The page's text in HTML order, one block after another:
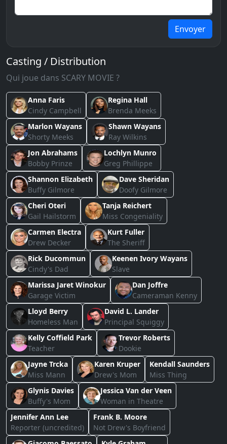
Envoyer
Casting / Distribution
Qui joue dans SCARY MOVIE ?
Anna Faris
Cindy Campbell
Regina Hall
Brenda Meeks
Marlon Wayans
Shorty Meeks
Shawn Wayans
Ray Wilkins
Jon Abrahams
Bobby Prinze
Lochlyn Munro
Greg Phillippe
Shannon Elizabeth
Buffy Gilmore
Dave Sheridan
Doofy Gilmore
Cheri Oteri
Gail Hailstorm
Tanja Reichert
Miss Congeniality
Carmen Electra
Drew Decker
Kurt Fuller
The Sheriff
Rick Ducommun
Cindy's Dad
Keenen Ivory Wayans
Slave
Marissa Jaret Winokur
Garage Victim
Dan Joffre
Cameraman Kenny
Lloyd Berry
Homeless Man
David L. Lander
Principal Squiggy
Kelly Coffield Park
Teacher
Trevor Roberts
Dookie
Jayne Trcka
Miss Mann
Karen Kruper
Drew's Mom
Kendall Saunders
Miss Thing
Glynis Davies
Buffy's Mom
Jessica Van der Veen
Woman in Theatre
Jennifer Ann Lee
Reporter (uncredited)
Frank B. Moore
Not Drew's Boyfriend